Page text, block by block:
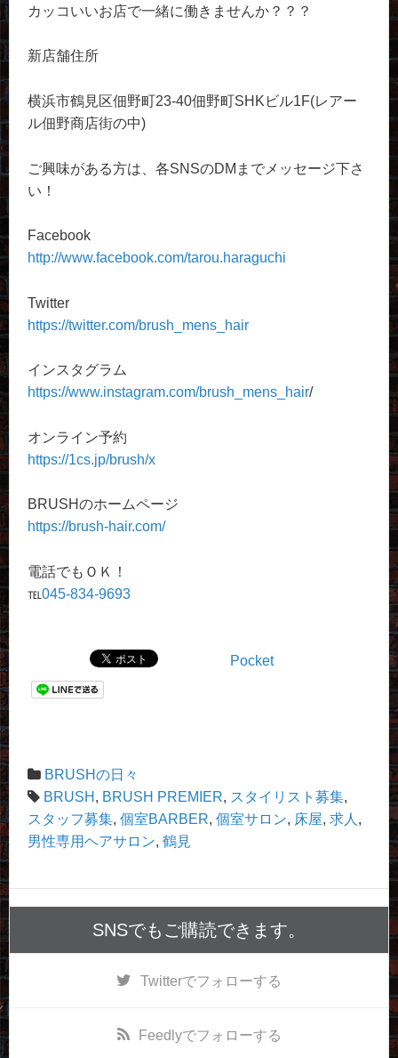
カッコいいお店で一緒に働きませんか？？？
新店舗住所
横浜市鶴見区佃野町23-40佃野町SHKビル1F(レアー
ル佃野商店街の中)
ご興味がある方は、各SNSのDMまでメッセージ下さ
い！
Facebook
http://www.facebook.com/tarou.haraguchi
Twitter
https://twitter.com/brush_mens_hair
インスタグラム
https://www.instagram.com/brush_mens_hair/
オンライン予約
https://1cs.jp/brush/x
BRUSHのホームページ
https://brush-hair.com/
電話でもＯＫ！
℡045-834-9693
Pocket
BRUSHの日々
BRUSH , BRUSH PREMIER, スタイリスト募集,
スタッフ募集, 個室BARBER, 個室サロン, 床屋, 求人 ,
男性専用ヘアサロン, 鶴見
SNSでもご購読できます。
Twitterでフォローする
Feedlyでフォローする